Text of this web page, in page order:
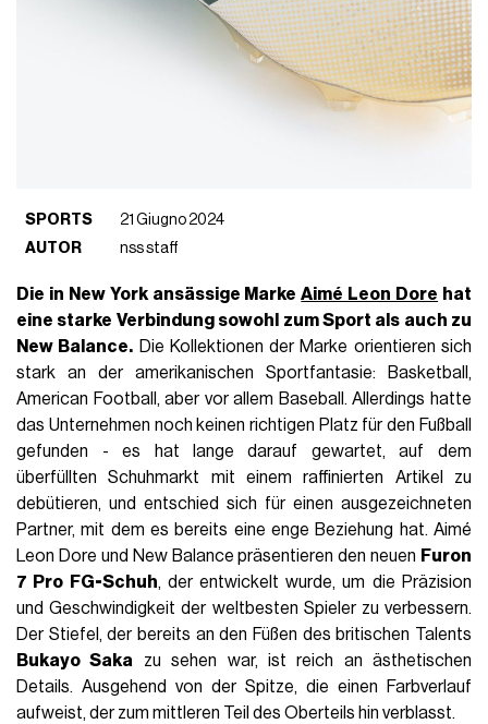
SPORTS
21 Giugno 2024
AUTOR
nss staff
Die in New York ansässige MarkeAimé Leon Dore hat
eine starke Verbindung sowohl zum Sport als auch zu
New Balance. Die Kollektionen der Marke orientieren sich
stark an der amerikanischen Sportfantasie: Basketball,
American Football, aber vor allem Baseball. Allerdings hatte
das Unternehmen noch keinen richtigen Platz für den Fußball
gefunden - es hat lange darauf gewartet, auf dem
überfüllten Schuhmarkt mit einem raffinierten Artikel zu
debütieren, und entschied sich für einen ausgezeichneten
Partner, mit dem es bereits eine enge Beziehung hat. Aimé
Leon Dore und New Balance präsentieren den neuen Furon
7 Pro FG-Schuh, der entwickelt wurde, um die Präzision
und Geschwindigkeit der weltbesten Spieler zu verbessern.
Der Stiefel, der bereits an den Füßen des britischen Talents
Bukayo Saka zu sehen war, ist reich an ästhetischen
Details. Ausgehend von der Spitze, die einen Farbverlauf
aufweist, der zum mittleren Teil des Oberteils hin verblasst.